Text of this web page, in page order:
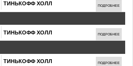
ТИНЬКОФФ ХОЛЛ ПОДРОБНЕЕ
ТИНЬКОФФ ХОЛЛ ПОДРОБНЕЕ
ТИНЬКОФФ ХОЛЛ ПОДРОБНЕЕ